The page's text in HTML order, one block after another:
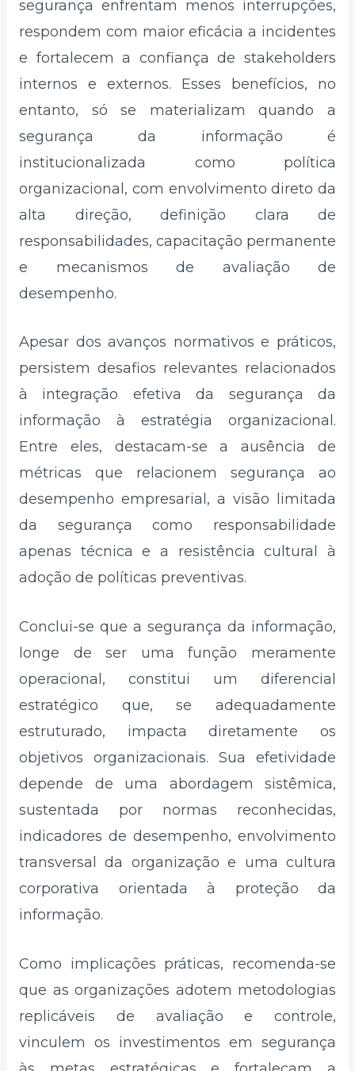
segurança enfrentam menos interrupções,
respondem com maior eficácia a incidentes
e fortalecem a confiança de stakeholders
internos e externos. Esses benefícios, no
entanto, só se materializam quando a
segurança da informação é
institucionalizada como política
organizacional, com envolvimento direto da
alta direção, definição clara de
responsabilidades, capacitação permanente
e mecanismos de avaliação de
desempenho.
Apesar dos avanços normativos e práticos,
persistem desafios relevantes relacionados
à integração efetiva da segurança da
informação à estratégia organizacional.
Entre eles, destacam-se a ausência de
métricas que relacionem segurança ao
desempenho empresarial, a visão limitada
da segurança como responsabilidade
apenas técnica e a resistência cultural à
adoção de políticas preventivas.
Conclui-se que a segurança da informação,
longe de ser uma função meramente
operacional, constitui um diferencial
estratégico que, se adequadamente
estruturado, impacta diretamente os
objetivos organizacionais. Sua efetividade
depende de uma abordagem sistêmica,
sustentada por normas reconhecidas,
indicadores de desempenho, envolvimento
transversal da organização e uma cultura
corporativa orientada à proteção da
informação.
Como implicações práticas, recomenda-se
que as organizações adotem metodologias
replicáveis de avaliação e controle,
vinculem os investimentos em segurança